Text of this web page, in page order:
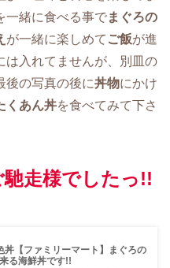
一緒に食べる事でまぐろの
が一緒に楽しめて ご飯が進
は入れてませんが、別皿の
後の写真の後に丼物にかけ
くあん丼を食べてみて下さ
走様でしたっ!!
丼【ファミリーマート】まぐろの
る海鮮丼です!!